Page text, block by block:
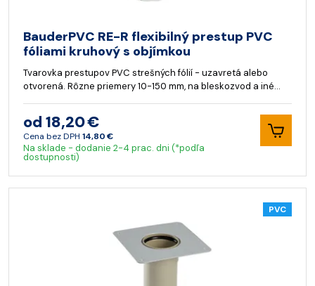
BauderPVC RE-R flexibilný prestup PVC
fóliami kruhový s objímkou
Tvarovka prestupov PVC strešných fólií - uzavretá alebo
otvorená. Rôzne priemery 10-150 mm, na bleskozvod a iné…
od 18,20 €
Cena bez DPH 14,80 €
Na sklade - dodanie 2-4 prac. dni (*podľa
dostupnosti)
PVC